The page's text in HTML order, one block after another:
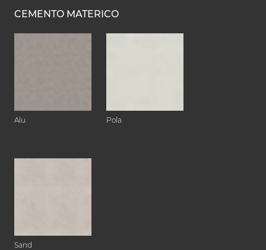
CEMENTO MATERICO
Alu Pola
Sand